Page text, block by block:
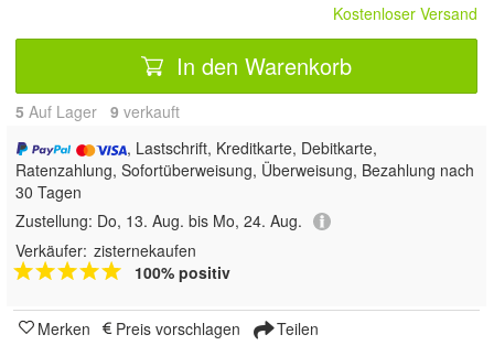
Kostenloser Versand
In den Warenkorb
5 Auf Lager 9 verkauft
, Lastschrift, Kreditkarte, Debitkarte,
Ratenzahlung, Sofortüberweisung, Überweisung, Bezahlung nach
30 Tagen
Zustellung: Do, 13. Aug. bis Mo, 24. Aug.
Verkäufer: zisternekaufen
100% positiv
Merken Preis vorschlagen Teilen